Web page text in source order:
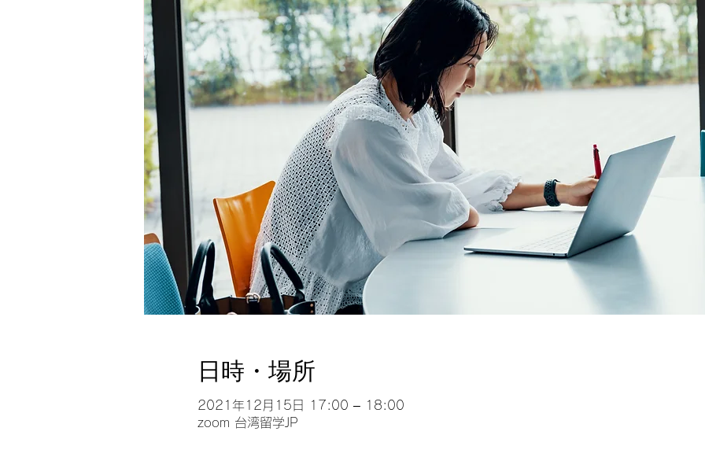
日時・場所
2021年12月15日 17:00 – 18:00
zoom 台湾留学JP